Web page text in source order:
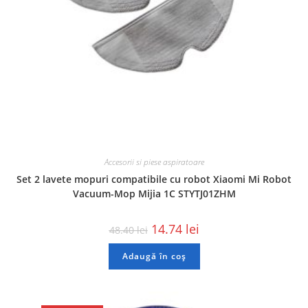
Accesorii si piese aspiratoare
Set 2 lavete mopuri compatibile cu robot Xiaomi Mi Robot
Vacuum-Mop Mijia 1C STYTJ01ZHM
48.40lei 14.74 lei
Adaugă în coș